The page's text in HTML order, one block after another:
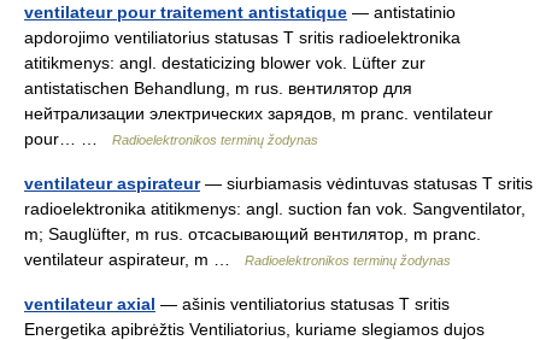
ventilateur pour traitement antistatique — antistatinio
apdorojimo ventiliatorius statusas T sritis radioelektronika
atitikmenys: angl. destaticizing blower vok. Lüfter zur
antistatischen Behandlung, m rus. вентилятор для
нейтрализации электрических зарядов, m pranc. ventilateur
pour… …
Radioelektronikos terminų žodynas
ventilateur aspirateur— siurbiamasis vėdintuvas statusas T sritis
radioelektronika atitikmenys: angl. suction fan vok. Sangventilator,
m; Sauglüfter, m rus. отсасывающий вентилятор, m pranc.
ventilateur aspirateur, m …
Radioelektronikos terminų žodynas
ventilateur axial — ašinis ventiliatorius statusas T sritis
Energetika apibrėžtis Ventiliatorius, kuriame slegiamos dujos